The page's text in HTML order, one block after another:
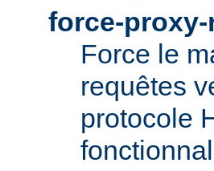
force-proxy-
Force le
requêtes
protocole